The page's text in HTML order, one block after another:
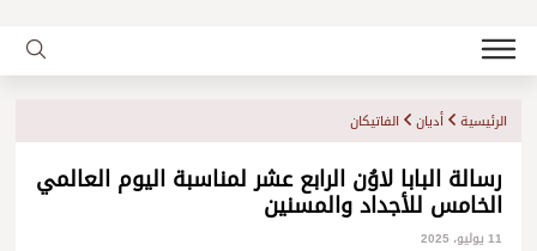
الرئيسية أديان الفاتيكان
رسالة البابا لاوُن الرابع عشر لمناسبة اليوم العالمي
الخامس للأجداد والمسنين
11 يوليو، 2025